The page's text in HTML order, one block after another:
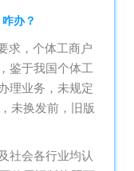
办？
求，个体工商户
鉴于我国个体工
理业务，未规定
未换发前，旧版
社会各行业均认